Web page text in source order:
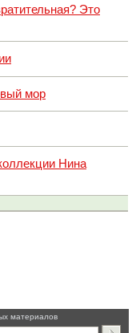
Это
мор
Нина
материалов